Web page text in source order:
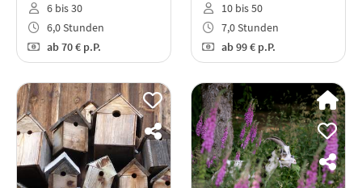
6 bis 30
6,0 Stunden
ab70 € p.P.
10 bis 50
7,0 Stunden
ab99 € p.P.